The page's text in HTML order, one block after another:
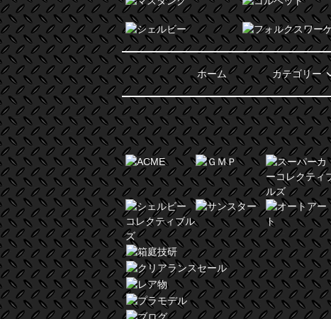
ホーム カテゴリー